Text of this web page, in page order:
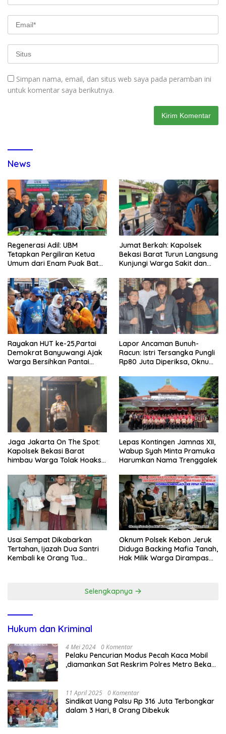
Simpan nama, email, dan situs web saya pada peramban ini
untuk komentar saya berikutnya.
News
Regenerasi Adil: UBM
Tetapkan Pergiliran Ketua
Umum dari Enam Puak Batak
Jumat Berkah: Kapolsek
Bekasi Barat Turun Langsung
Kunjungi Warga Sakit dan
Rayakan HUT ke-25,Partai
Demokrat Banyuwangi Ajak
Warga Bersihkan Pantai
Lapor Ancaman Bunuh-
Racun: Istri Tersangka Pungli
Rp80 Juta Diperiksa, Oknum
Disdagperin
Jaga Jakarta On The Spot:
Kapolsek Bekasi Barat
himbau Warga Tolak Hoaks
Sholat Jumat
Lepas Kontingen Jamnas XII,
Wabup Syah Minta Pramuka
Harumkan Nama Trenggalek
Usai Sempat Dikabarkan
Tertahan, Ijazah Dua Santri
Kembali ke Orang Tua
Oknum Polsek Kebon Jeruk
Diduga Backing Mafia Tanah,
Hak Milik Warga Dirampas
Selengkapnya
Hukum dan Kriminal
4 Mei 2024 0 Komentar
Pelaku Pencurian Modus Pecah Kaca Mobil
,diamankan Sat Reskrim Polres Metro Bekasi
11 April 2025 0 Komentar
Sindikat Uang Palsu Rp 316 Juta Terbongkar
dalam 3 Hari, 8 Orang Dibekuk